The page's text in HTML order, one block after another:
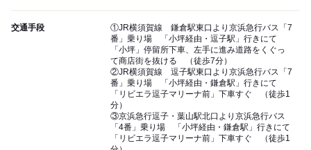
交通手段
①JR横須賀線 鎌倉駅東口より京浜急行バス「7
番」乗り場 「小坪経由・逗子駅」行きにて
「小坪」停留所下車、左手に進み道路をくぐっ
て商店街を抜ける （徒歩7分）
②JR横須賀線 逗子駅東口より京浜急行バス「7
番」乗り場 「小坪経由・鎌倉駅」行きにて
「リビエラ逗子マリーナ前」下車すぐ （徒歩1
分）
③京浜急行逗子・葉山駅北口より京浜急行バス
「4番」乗り場 「小坪経由・鎌倉駅」行きにて
「リビエラ逗子マリーナ前」下車すぐ （徒歩1